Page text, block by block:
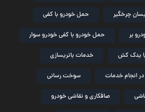
چرخگیر حمل خودرو با کفی
بر حمل خودرو با کفی خودرو سوار
یدک کش خدمات باتریسازی
انجام خدمات سوخت رسانی
صافکاری و نقاشی خودرو